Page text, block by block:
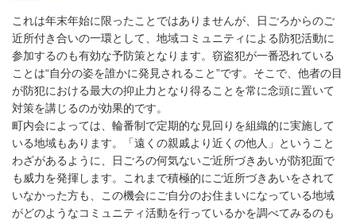
これは年末年始に限ったことではありませんが、日ごろからのご
近所付き合いの一環として、地域コミュニティによる防犯活動に
参加するのも有効な予防策となります。窃盗犯が一番恐れている
ことは“自分の姿を誰かに発見されること”です。そこで、他者の目
が防犯における最大の抑止力となり得ることを常に念頭に置いて
対策を講じるのが効果的です。
町内会によっては、輪番制で定期的な見回りを組織的に実施して
いる地域もあります。「遠くの親戚より近くの他人」ということ
わざがあるように、日ごろの何気ないご近所づきあいが防犯面で
も威力を発揮します。これまで積極的にご近所づきあいをされて
いなかった方も、この機会にご自分のお住まいになっている地域
がどのようなコミュニティ活動を行っているかを調べてみるのも